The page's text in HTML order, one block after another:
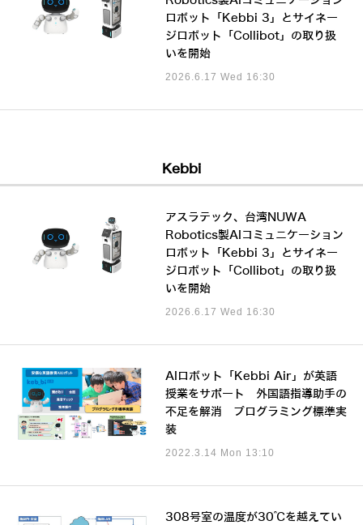
ロボット「Kebbi 3」とサイネー
ジロボット「Collibot」の取り扱
いを開始
2026.6.17 Wed 16:30
Kebbi
アスラテック、台湾NUWA
Robotics製AIコミュニケーション
ロボット「Kebbi 3」とサイネー
ジロボット「Collibot」の取り扱
いを開始
2026.6.17 Wed 16:30
AIロボット「Kebbi Air」が英語
授業をサポート 外国語指導助手の
不足を解消 プログラミング標準実
装
2022.3.14 Mon 13:10
308号室の温度が30℃を越えてい